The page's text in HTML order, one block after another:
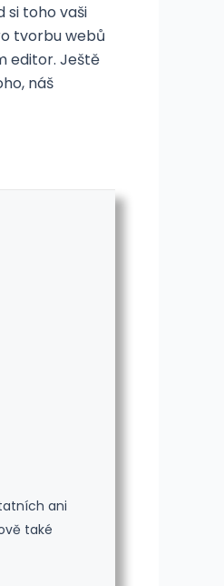
si toho vaši
tvorbu webů
editor. Ještě
náš
ani
také